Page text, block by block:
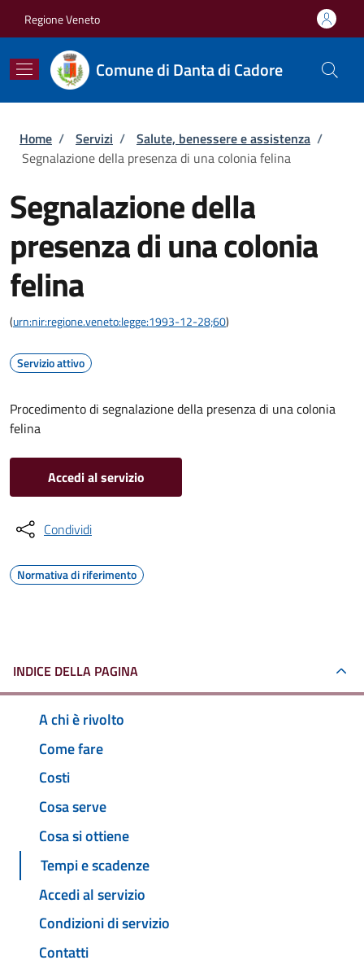
Regione Veneto
Comune di Danta di Cadore
Briciole di pane
Home / Servizi / Salute, benessere e assistenza /
Segnalazione della presenza di una colonia felina
Segnalazione della
presenza di una colonia
felina
(urn:nir:regione.veneto:legge:1993-12-28;60)
Servizio attivo
Procedimento di segnalazione della presenza di una colonia
felina
Accedi al servizio
Condividi
Normativa di riferimento
INDICE DELLA PAGINA
A chi è rivolto
Come fare
Costi
Cosa serve
Cosa si ottiene
Tempi e scadenze
Accedi al servizio
Condizioni di servizio
Contatti